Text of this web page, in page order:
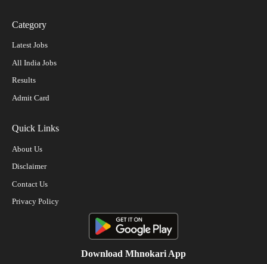
Category
Latest Jobs
All India Jobs
Results
Admit Card
Quick Links
About Us
Disclaimer
Contact Us
Privacy Policy
Download Mhnokari App